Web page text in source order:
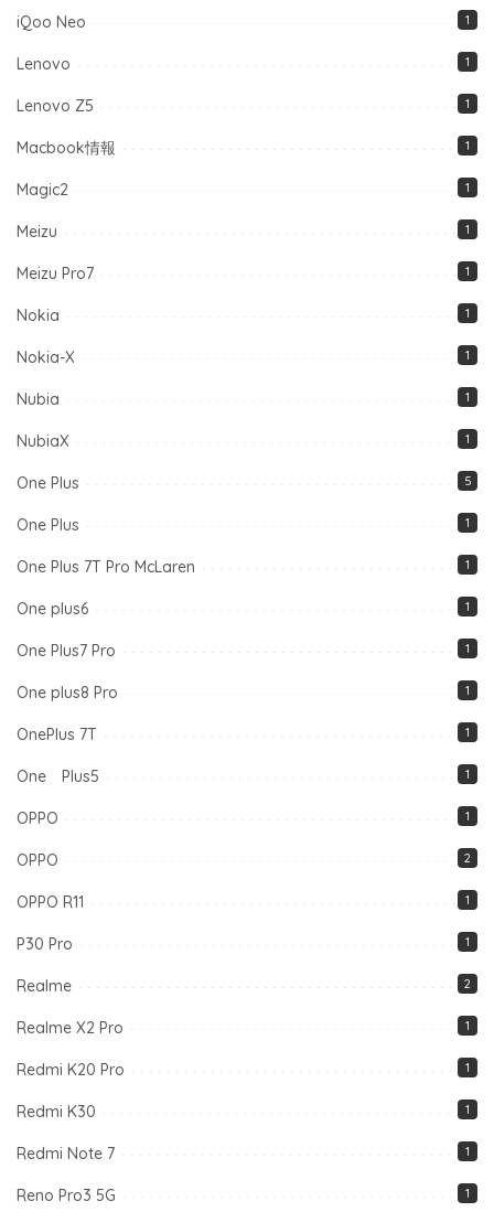
iQoo Neo 1
Lenovo 1
Lenovo Z5 1
Macbook情報 1
Magic2 1
Meizu 1
Meizu Pro7 1
Nokia 1
Nokia-X 1
Nubia 1
NubiaX 1
One Plus 5
One Plus 1
One Plus 7T Pro McLaren 1
One plus6 1
One Plus7 Pro 1
One plus8 Pro 1
OnePlus 7T 1
One Plus5 1
OPPO 1
OPPO 2
OPPO R11 1
P30 Pro 1
Realme 2
Realme X2 Pro 1
Redmi K20 Pro 1
Redmi K30 1
Redmi Note 7 1
Reno Pro3 5G 1